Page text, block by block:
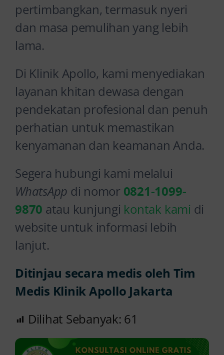
pertimbangkan, termasuk nyeri
dan masa pemulihan yang lebih
lama.
Di Klinik Apollo, kami menyediakan
layanan khitan dewasa dengan
pendekatan profesional dan penuh
perhatian untuk memastikan
kenyamanan dan keamanan Anda.
Segera hubungi kami melalui
WhatsApp di nomor 0821-1099-
9870 atau kunjungi kontak kami di
website untuk informasi lebih
lanjut.
Ditinjau secara medis oleh Tim
Medis Klinik Apollo Jakarta
Dilihat Sebanyak: 61